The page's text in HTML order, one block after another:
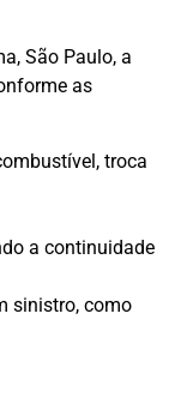
São Paulo, a
as
troca
a continuidade
sinistro, como